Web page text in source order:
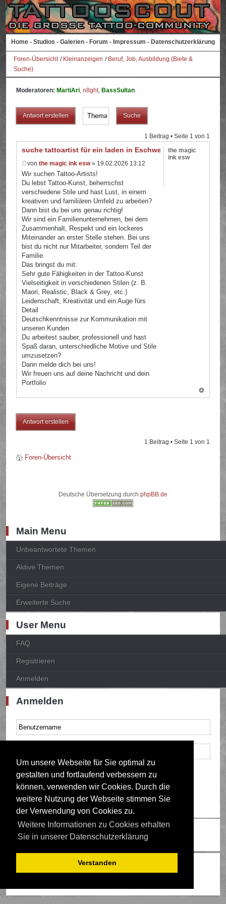
Um unsere Webseite für Sie optimal zu
gestalten und fortlaufend verbessern zu
können, verwenden wir Cookies. Durch die
weitere Nutzung der Webseite stimmen Sie
der Verwendung von Cookies zu.
Weitere Informationen zu Cookies erhalten
Sie in unserer Datenschutzerklärung
Verstanden
Home - Studios - Galerien - Forum - Impressum - Datenschutzerklärung
Foren-Übersicht Kleinanzeigen
Beruf, Job, Ausbildung (Biete &
Suche)
Moderatoren: MartiAri,n8ght, BassSultan
Antwort erstellen
1 Beitrag • Seite 1 von 1
suche tattoartist für ein laden in Eschwege
vonthe magic ink esw» 19.02.2026 13:12
Wir suchen Tattoo-Artists!
Du lebst Tattoo-Kunst, beherrschst
verschiedene Stile und hast Lust, in einem
kreativen und familiären Umfeld zu arbeiten?
Dann bist du bei uns genau richtig!
Wir sind ein Familienunternehmen, bei dem
Zusammenhalt, Respekt und ein lockeres
Miteinander an erster Stelle stehen. Bei uns
bist du nicht nur Mitarbeiter, sondern Teil der
Familie.
Das bringst du mit:
Sehr gute Fähigkeiten in der Tattoo-Kunst
Vielseitigkeit in verschiedenen Stilen (z. B.
Maori, Realistic, Black & Grey, etc.)
Leidenschaft, Kreativität und ein Auge fürs
Detail
Deutschkenntnisse zur Kommunikation mit
unseren Kunden
Du arbeitest sauber, professionell und hast
Spaß daran, unterschiedliche Motive und Stile
umzusetzen?
Dann melde dich bei uns!
Wir freuen uns auf deine Nachricht und dein
Portfolio
the magic
ink esw
Antwort erstellen
1 Beitrag • Seite 1 von 1
Foren-Übersicht
Deutsche Übersetzung durch phpBB.de
Main Menu
Unbeantwortete Themen
Aktive Themen
Eigene Beiträge
Erweiterte Suche
User Menu
FAQ
Registrieren
Anmelden
Anmelden
Mich bei jedem Besuch automatisch anmelden
Wer ist online?